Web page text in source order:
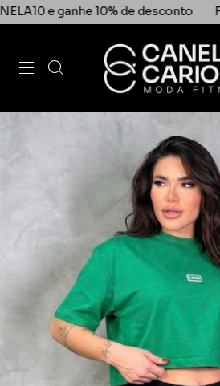
ganhe 10% de desconto Frete